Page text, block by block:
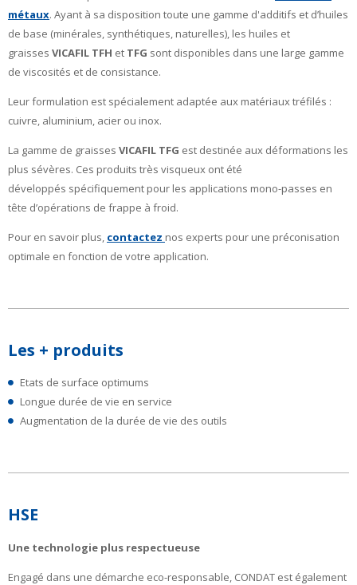
métaux. Ayant à sa disposition toute une gamme d'additifs et d’huiles
de base (minérales, synthétiques, naturelles), les huiles et
graisses VICAFIL TFH et TFG sont disponibles dans une large gamme
de viscosités et de consistance.
Leur formulation est spécialement adaptée aux matériaux tréfilés :
cuivre, aluminium, acier ou inox.
La gamme de graisses VICAFIL TFG est destinée aux déformations les
plus sévères. Ces produits très visqueux ont été
développés spécifiquement pour les applications mono-passes en
tête d’opérations de frappe à froid.
Pour en savoir plus, contactez nos experts pour une préconisation
optimale en fonction de votre application.
Les + produits
Etats de surface optimums
Longue durée de vie en service
Augmentation de la durée de vie des outils
HSE
Une technologie plus respectueuse
Engagé dans une démarche eco-responsable, CONDAT est également